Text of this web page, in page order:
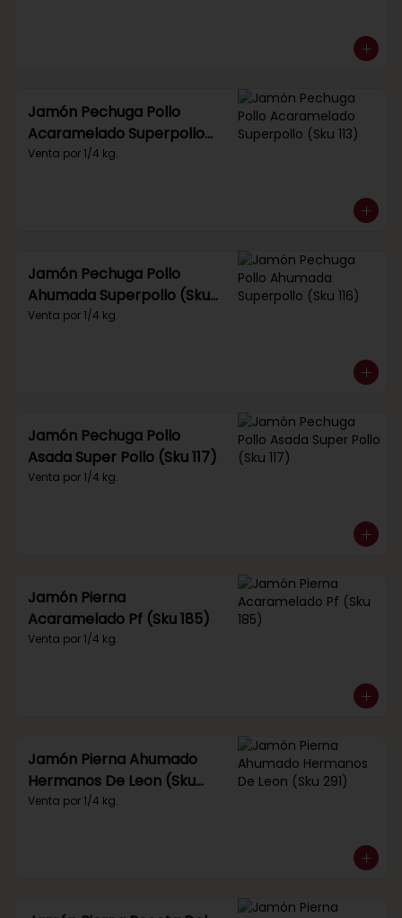
Jamón Pechuga Pollo
Acaramelado Superpollo
(Sku 113)
Venta por 1/4 kg.
Jamón Pechuga Pollo
Ahumada Superpollo (Sku
116)
Venta por 1/4 kg.
Jamón Pechuga Pollo
Asada Super Pollo (Sku 117)
Venta por 1/4 kg.
Jamón Pierna
Acaramelado Pf (Sku 185)
Venta por 1/4 kg.
Jamón Pierna Ahumado
Hermanos De Leon (Sku
291)
Venta por 1/4 kg.